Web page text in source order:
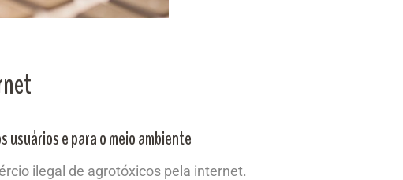
e para o meio ambiente
ilegal de agrotóxicos pela internet.